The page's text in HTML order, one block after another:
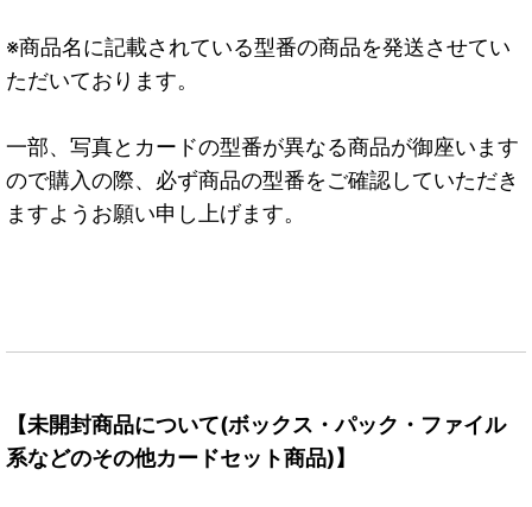
※商品名に記載されている型番の商品を発送させてい
ただいております。
一部、写真とカードの型番が異なる商品が御座います
ので購入の際、必ず商品の型番をご確認していただき
ますようお願い申し上げます。
【未開封商品について(ボックス・パック・ファイル
系などのその他カードセット商品)】